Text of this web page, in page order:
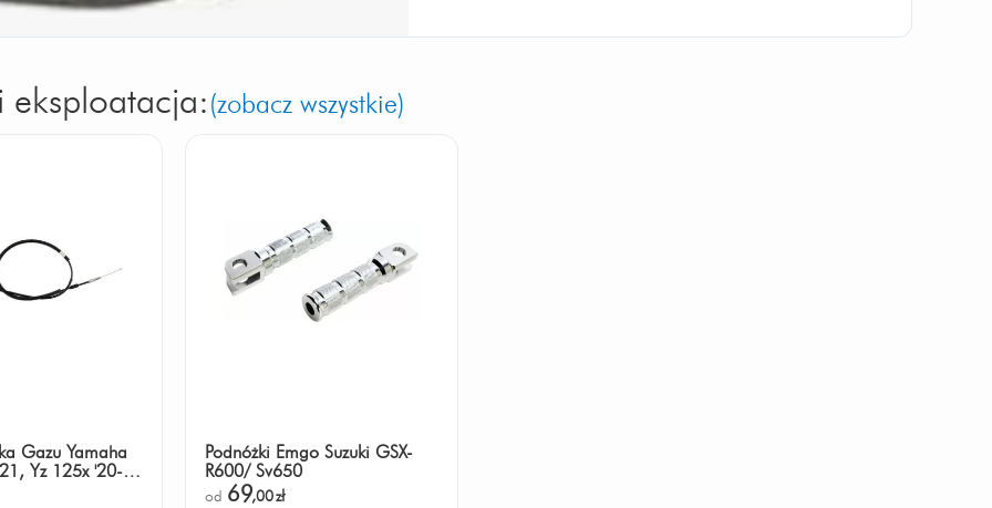
eksploatacja: (zobacz wszystkie)
Gazu Yamaha
Yz 125x '20-
'22, Yz 250x
Podnóżki Emgo Suzuki GSX-
R600/ Sv650
od 69,00zł